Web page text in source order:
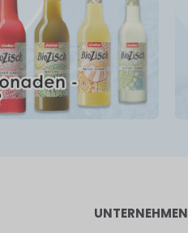
UNTERNEHMEN